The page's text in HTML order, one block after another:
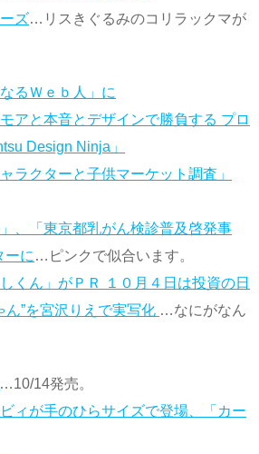
ズ…リスきぐるみのコリラックマが
るＷｅｂ人」に
アと本音とデザインで勝負する プロ
Design Ninja」
ラクターと子供マーケット調査」
、「東京都乳がん検診普及啓発事
ーに …ピンクで似合います。
くん」がＰＲ １０月４日は投資の日
ん”を宮沢りえで実写化 …なにがなん
…10/14発売。
ィが手のひらサイズで登場、「カー